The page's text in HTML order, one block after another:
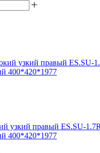
узкий правый ES.SU-
400*420*1977